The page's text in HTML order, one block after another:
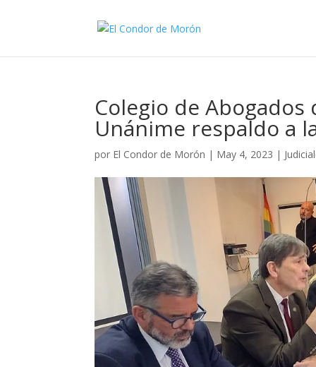
Colegio de Abogados
Unánime respaldo a
por El Condor de Morón | May 4, 2023 |